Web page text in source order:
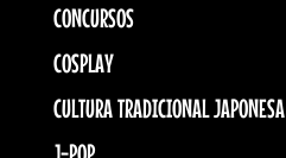
CONCURSOS
COSPLAY
CULTURA TRADICIONAL JAPONESA